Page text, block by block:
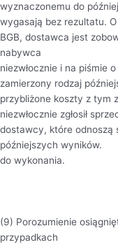
wyznaczonemu do
wygasają bez rezultatu.
BGB, dostawca jest
nabywca
niezwłocznie i na piśmie
zamierzony rodzaj
przybliżone koszty z tym
niezwłocznie zgłosił
dostawcy, które odnoszą
późniejszych wyników.
do wykonania.
(9) Porozumienie
przypadkach